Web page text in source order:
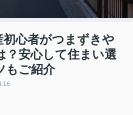
心者がつまずきや
？安心して住まい選
もご紹介